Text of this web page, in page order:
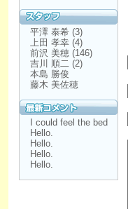
平澤 泰希 (3)
上田 孝幸 (4)
前沢 美穂 (146)
吉川 順二 (2)
本島 勝俊
藤木 美佐穂
I could feel the bed
Hello.
Hello.
Hello.
Hello.